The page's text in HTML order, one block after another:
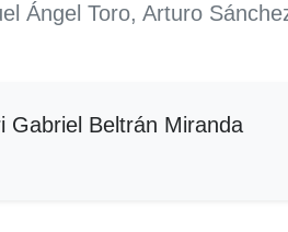
Ángel Toro, Arturo
Gabriel Beltrán Miranda